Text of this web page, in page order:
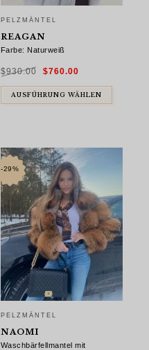
PELZMÄNTEL
REAGAN
Farbe: Naturweiß
$930.00
Ursprünglicher
Preis
$930.00
$760.00Preis
$760.00.
AUSFÜHRUNG WÄHLEN
-29%
PELZMÄNTEL
NAOMI
Waschbärfellmantel mit